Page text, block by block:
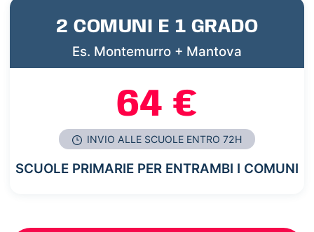
2 COMUNI E 1 GRADO
Es. Montemurro + Mantova
64 €
INVIO ALLE SCUOLE ENTRO 72H
SCUOLE PRIMARIE PER ENTRAMBI I COMUNI